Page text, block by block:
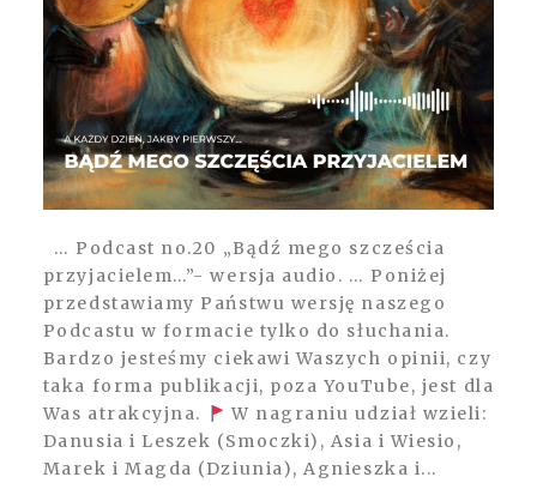
… Podcast no.20 „Bądź mego szcześcia
przyjacielem…”- wersja audio. … Poniżej
przedstawiamy Państwu wersję naszego
Podcastu w formacie tylko do słuchania.
Bardzo jesteśmy ciekawi Waszych opinii, czy
taka forma publikacji, poza YouTube, jest dla
Was atrakcyjna.
W nagraniu udział wzieli:
Danusia i Leszek (Smoczki), Asia i Wiesio,
Marek i Magda (Dziunia), Agnieszka i...